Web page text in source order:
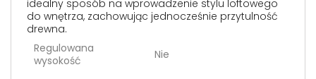
idealny sposób na wprowadzenie stylu loftowego
do wnętrza, zachowując jednocześnie przytulność
drewna.
Regulowana
wysokość
Nie